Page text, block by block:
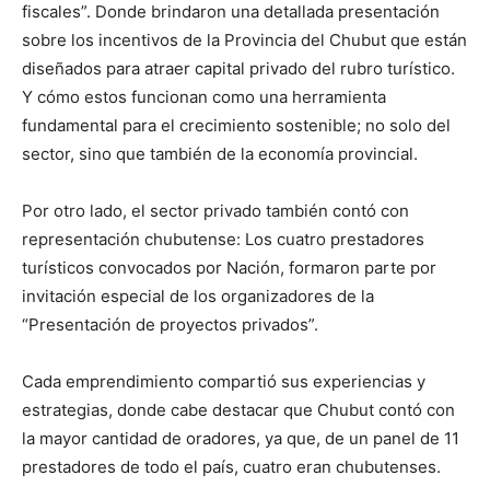
fiscales”. Donde brindaron una detallada presentación
sobre los incentivos de la Provincia del Chubut que están
diseñados para atraer capital privado del rubro turístico.
Y cómo estos funcionan como una herramienta
fundamental para el crecimiento sostenible; no solo del
sector, sino que también de la economía provincial.
Por otro lado, el sector privado también contó con
representación chubutense: Los cuatro prestadores
turísticos convocados por Nación, formaron parte por
invitación especial de los organizadores de la
“Presentación de proyectos privados”.
Cada emprendimiento compartió sus experiencias y
estrategias, donde cabe destacar que Chubut contó con
la mayor cantidad de oradores, ya que, de un panel de 11
prestadores de todo el país, cuatro eran chubutenses.